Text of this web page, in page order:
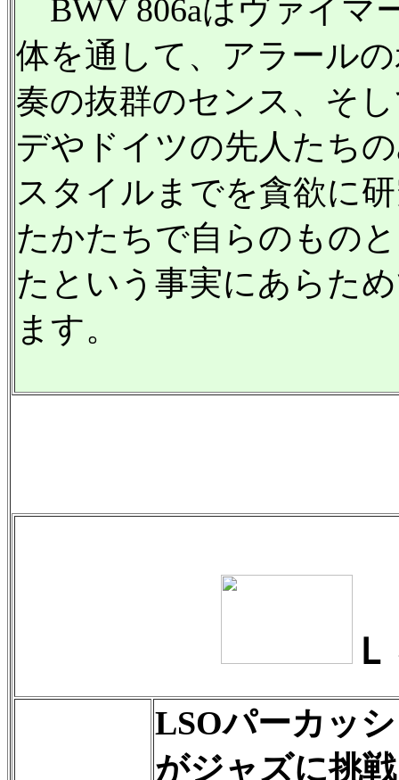
BWV 806aはヴァイマ
体を通して、アラール
奏の抜群のセンス、そ
デやドイツの先人たち
スタイルまでを貪欲に
たかたちで自らのもの
たという事実にあらた
ます。
LSOパーカッ
がジャズに挑